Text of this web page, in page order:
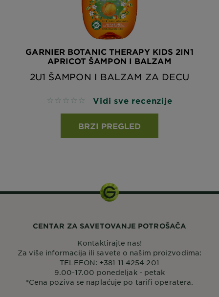
GARNIER BOTANIC THERAPY KIDS 2IN1
APRICOT ŠAMPON I BALZAM
2U1 ŠAMPON I BALZAM ZA DECU
No reviews Vidi sve recenzije
BRZI PREGLED
CENTAR ZA SAVETOVANJE POTROŠAČA
Kontaktirajte nas!
Za više informacija ili savete o našim proizvodima:
TELEFON: +381 11 4254 201
9.00-17.00 ponedeljak - petak
*Cena poziva se naplaćuje po tarifi operatera.